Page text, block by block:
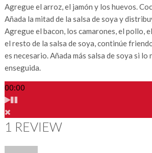
Agregue el arroz, el jamón y los huevos.
Añada la mitad de la salsa de soya y
Agregue el bacon, los camarones, el pollo,
el resto de la salsa de soya, continúe
es necesario. Añada más salsa de soya si lo
enseguida.
00:00
1 REVIEW